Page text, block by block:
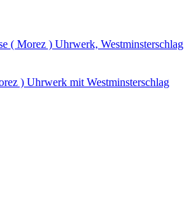
( Morez ) Uhrwerk, Westminsterschlag
) Uhrwerk mit Westminsterschlag